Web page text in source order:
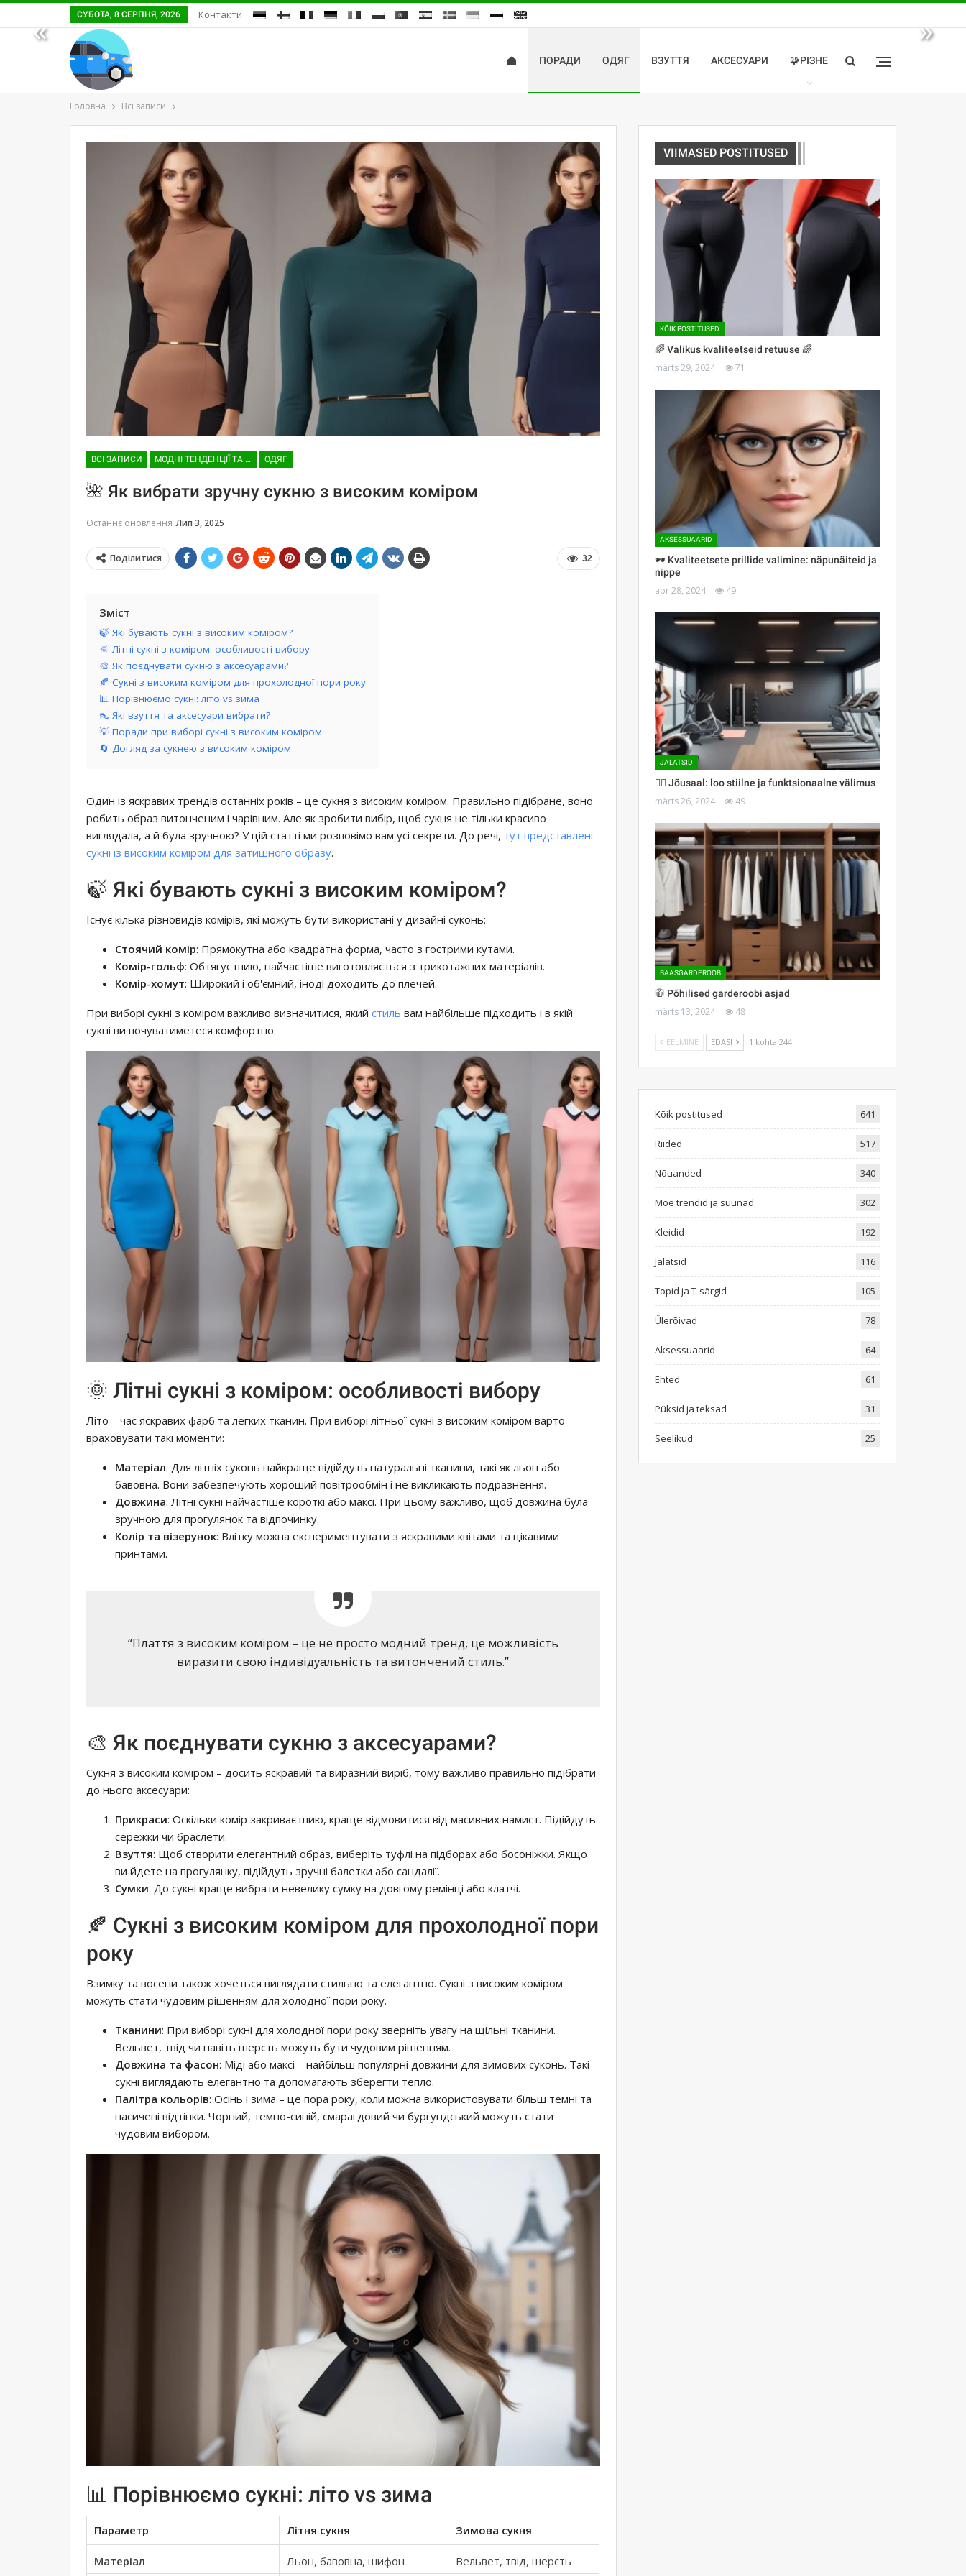
« »
СУБОТА, 8 СЕРПНЯ, 2026 Контакти
ПОРАДИ ОДЯГ ВЗУТТЯ АКСЕСУАРИ 🧩РІЗНЕ
Головна Всі записи
ВСІ ЗАПИСИ МОДНІ ТЕНДЕНЦІЇ ТА ТРЕНДИ ОДЯГ
🌺 Як вибрати зручну сукню з високим коміром
Останнє оновлення Лип 3, 2025
32
Поділитися
Зміст
🍃 Які бувають сукні з високим коміром?
🌞 Літні сукні з коміром: особливості вибору
🎨 Як поєднувати сукню з аксесуарами?
🍂 Сукні з високим коміром для прохолодної пори року
📊 Порівнюємо сукні: літо vs зима
👠 Які взуття та аксесуари вибрати?
💡 Поради при виборі сукні з високим коміром
🔄 Догляд за сукнею з високим коміром
Один із яскравих трендів останніх років – це сукня з високим коміром. Правильно підібране, воно
робить образ витонченим і чарівним. Але як зробити вибір, щоб сукня не тільки красиво
виглядала, а й була зручною? У цій статті ми розповімо вам усі секрети. До речі, тут представлені
сукні із високим коміром для затишного образу.
🍃 Які бувають сукні з високим коміром?
Існує кілька різновидів комірів, які можуть бути використані у дизайні суконь:
Стоячий комір: Прямокутна або квадратна форма, часто з гострими кутами.
Комір-гольф: Обтягує шию, найчастіше виготовляється з трикотажних матеріалів.
Комір-хомут: Широкий і об'ємний, іноді доходить до плечей.
При виборі сукні з коміром важливо визначитися, який стиль вам найбільше підходить і в якій
сукні ви почуватиметеся комфортно.
🌞 Літні сукні з коміром: особливості вибору
Літо – час яскравих фарб та легких тканин. При виборі літньої сукні з високим коміром варто
враховувати такі моменти:
Матеріал: Для літніх суконь найкраще підійдуть натуральні тканини, такі як льон або
бавовна. Вони забезпечують хороший повітрообмін і не викликають подразнення.
Довжина: Літні сукні найчастіше короткі або максі. При цьому важливо, щоб довжина була
зручною для прогулянок та відпочинку.
Колір та візерунок: Влітку можна експериментувати з яскравими квітами та цікавими
принтами.
“Плаття з високим коміром – це не просто модний тренд, це можливість
виразити свою індивідуальність та витончений стиль.”
🎨 Як поєднувати сукню з аксесуарами?
Сукня з високим коміром – досить яскравий та виразний виріб, тому важливо правильно підібрати
до нього аксесуари:
Прикраси: Оскільки комір закриває шию, краще відмовитися від масивних намист. Підійдуть
сережки чи браслети.
Взуття: Щоб створити елегантний образ, виберіть туфлі на підборах або босоніжки. Якщо
ви йдете на прогулянку, підійдуть зручні балетки або сандалії.
Сумки: До сукні краще вибрати невелику сумку на довгому ремінці або клатчі.
🍂 Сукні з високим коміром для прохолодної пори
року
Взимку та восени також хочеться виглядати стильно та елегантно. Сукні з високим коміром
можуть стати чудовим рішенням для холодної пори року.
Тканини: При виборі сукні для холодної пори року зверніть увагу на щільні тканини.
Вельвет, твід чи навіть шерсть можуть бути чудовим рішенням.
Довжина та фасон: Міді або максі – найбільш популярні довжини для зимових суконь. Такі
сукні виглядають елегантно та допомагають зберегти тепло.
Палітра кольорів: Осінь і зима – це пора року, коли можна використовувати більш темні та
насичені відтінки. Чорний, темно-синій, смарагдовий чи бургундський можуть стати
чудовим вибором.
📊 Порівнюємо сукні: літо vs зима
Параметр Літня сукня Зимова сукня
Матеріал Льон, бавовна, шифон Вельвет, твід, шерсть
VIIMASED POSTITUSED
KÕIK POSTITUSED
🌈 Valikus kvaliteetseid retuuse 🌈
märts 29, 2024 71
AKSESSUAARID
🕶 Kvaliteetsete prillide valimine: näpunäiteid ja
nippe
apr 28, 2024 49
JALATSID
🏋️‍♀️ Jõusaal: loo stiilne ja funktsionaalne välimus
märts 26, 2024 49
BAASGARDEROOB
🧥 Põhilised garderoobi asjad
märts 13, 2024 48
EELMINE EDASI 1 kohta 244
Kõik postitused 641
Riided 517
Nõuanded 340
Moe trendid ja suunad 302
Kleidid 192
Jalatsid 116
Topid ja T-särgid 105
Ülerõivad 78
Aksessuaarid 64
Ehted 61
Püksid ja teksad 31
Seelikud 25